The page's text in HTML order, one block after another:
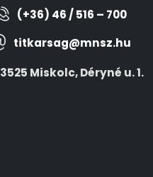
(+36) 46 / 516 – 700
titkarsag@mnsz.hu
3525 Miskolc, Déryné u. 1.